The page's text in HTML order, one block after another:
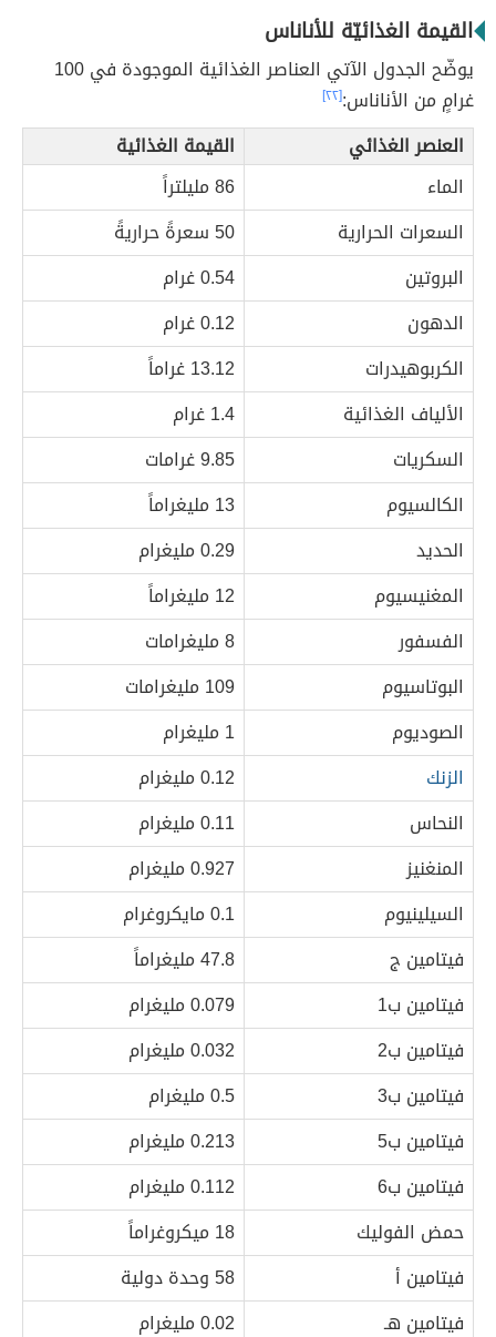
القيمة الغذائيّة للأناناس
يوضّح الجدول الآتي العناصر الغذائية الموجودة في 100
غرامٍ من الأناناس:[٢٢]
العنصر الغذائي
القيمة الغذائية
الماء
86 مليلتراً
السعرات الحرارية
50 سعرةً حراريةً
البروتين
0.54 غرام
الدهون
0.12 غرام
الكربوهيدرات
13.12 غراماً
الألياف الغذائية
1.4 غرام
السكريات
9.85 غرامات
الكالسيوم
13 مليغراماً
الحديد
0.29 مليغرام
المغنيسيوم
12 مليغراماً
الفسفور
8 مليغرامات
البوتاسيوم
109 مليغرامات
الصوديوم
1 مليغرام
الزنك
0.12 مليغرام
النحاس
0.11 مليغرام
المنغنيز
0.927 مليغرام
السيلينيوم
0.1 مايكروغرام
فيتامين ج
47.8 مليغراماً
فيتامين ب1
0.079 مليغرام
فيتامين ب2
0.032 مليغرام
فيتامين ب3
0.5 مليغرام
فيتامين ب5
0.213 مليغرام
فيتامين ب6
0.112 مليغرام
حمض الفوليك
18 ميكروغراماً
فيتامين أ
58 وحدة دولية
فيتامين هـ
0.02 مليغرام